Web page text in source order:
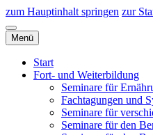
zum Hauptinhalt springen zur
Menü
Start
Fort- und Weiterbildung
Seminare für
Fachtagungen und
Seminare für
Seminare für den